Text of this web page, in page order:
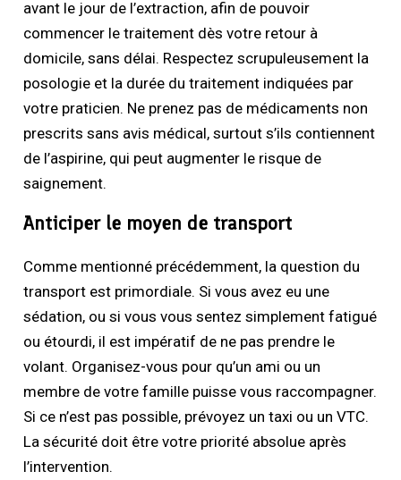
avant le jour de l’extraction, afin de pouvoir
commencer le traitement dès votre retour à
domicile, sans délai. Respectez scrupuleusement la
posologie et la durée du traitement indiquées par
votre praticien. Ne prenez pas de médicaments non
prescrits sans avis médical, surtout s’ils contiennent
de l’aspirine, qui peut augmenter le risque de
saignement.
Anticiper le moyen de transport
Comme mentionné précédemment, la question du
transport est primordiale. Si vous avez eu une
sédation, ou si vous vous sentez simplement fatigué
ou étourdi, il est impératif de ne pas prendre le
volant. Organisez-vous pour qu’un ami ou un
membre de votre famille puisse vous raccompagner.
Si ce n’est pas possible, prévoyez un taxi ou un VTC.
La sécurité doit être votre priorité absolue après
l’intervention.